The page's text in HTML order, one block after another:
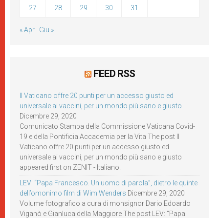
27 28 29 30 31
« Apr Giu »
FEED RSS
Il Vaticano offre 20 punti per un accesso giusto ed
universale ai vaccini, per un mondo più sano e giusto
Dicembre 29, 2020
Comunicato Stampa della Commissione Vaticana Covid-
19 e della Pontificia Accademia per la Vita The post Il
Vaticano offre 20 punti per un accesso giusto ed
universale ai vaccini, per un mondo più sano e giusto
appeared first on ZENIT - Italiano.
LEV: “Papa Francesco. Un uomo di parola”, dietro le quinte
dell’omonimo film di Wim Wenders Dicembre 29, 2020
Volume fotografico a cura di monsignor Dario Edoardo
Viganò e Gianluca della Maggiore The post LEV: “Papa